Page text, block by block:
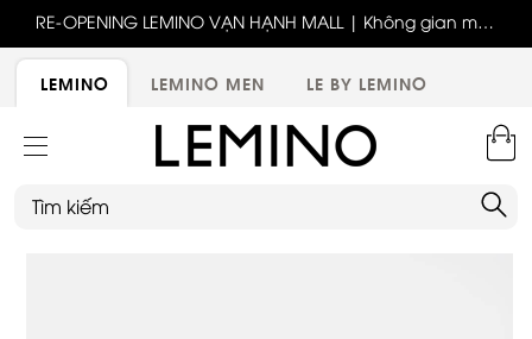
RE-OPENING LEMINO VẠN HẠNH MALL | Không gian mới,
trải nghiệm mới, ưu đãi tri ân đặc biệt
LEMINO
LEMINO MEN LE BY LEMINO